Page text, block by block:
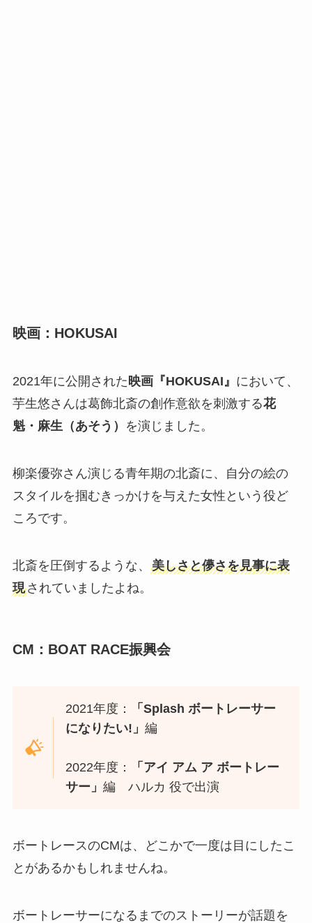
映画：HOKUSAI
2021年に公開された映画『HOKUSAI』 において、
芋生悠さんは葛飾北斎の創作意欲を刺激する花
魁・麻生（あそう）
を演じました。
柳楽優弥さん演じる青年期の北斎に、自分の絵の
スタイルを掴むきっかけを与えた女性という役ど
ころです。
北斎を圧倒するような、 美しさと儚さを見事に表
現されていましたよね。
CM：BOAT RACE振興会
2021年度：
「Splash ボートレーサー
になりたい!」編
2022年度：
「アイ アム ア ボートレー
サー」編 ハルカ 役で出演
ボートレースのCMは、どこかで一度は目にしたこ
とがあるかもしれませんね。
ボートレーサーになるまでのストーリーが話題を